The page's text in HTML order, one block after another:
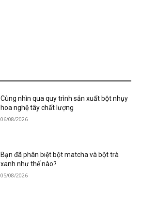
Cùng nhìn qua quy trình sản xuất bột nhụy
hoa nghệ tây chất lượng
06/08/2026
Bạn đã phân biệt bột matcha và bột trà
xanh như thế nào?
05/08/2026